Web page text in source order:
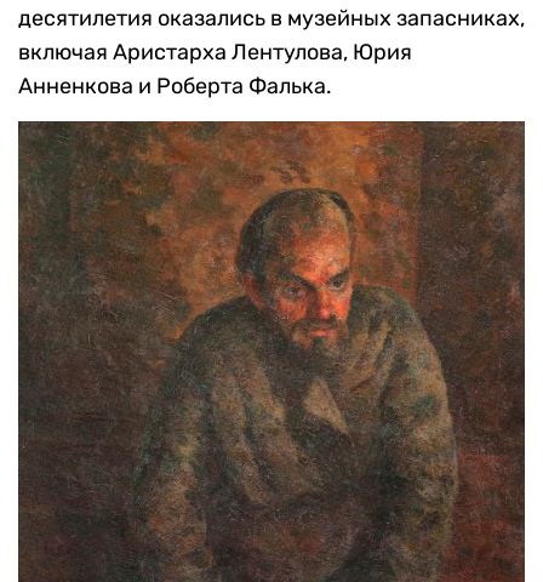
десятилетия оказались в музейных запасниках,
включая Аристарха Лентулова, Юрия
Анненкова и Роберта Фалька.